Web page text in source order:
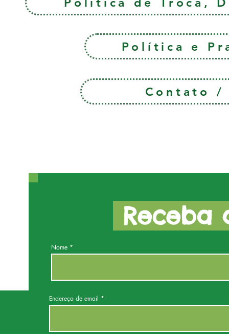
Política e
Contato /
Receba
Nome
Endereço de email